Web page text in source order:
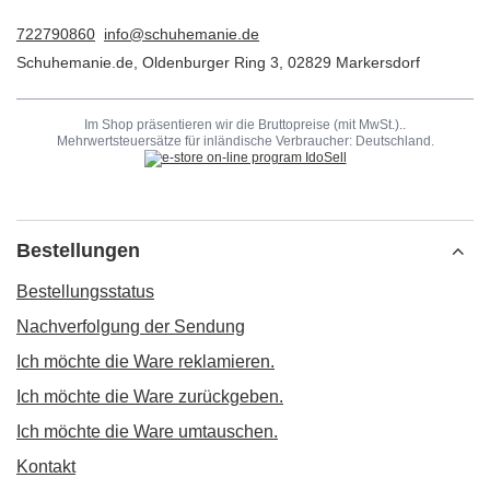
722790860 info@schuhemanie.de
Schuhemanie.de Oldenburger Ring 3 02829 Markersdorf
Im Shop präsentieren wir die Bruttopreise (mit MwSt.)..
Mehrwertsteuersätze für inländische Verbraucher: Deutschland .
Bestellungen
Bestellungsstatus
Nachverfolgung der Sendung
Ich möchte die Ware reklamieren.
Ich möchte die Ware zurückgeben.
Ich möchte die Ware umtauschen.
Kontakt